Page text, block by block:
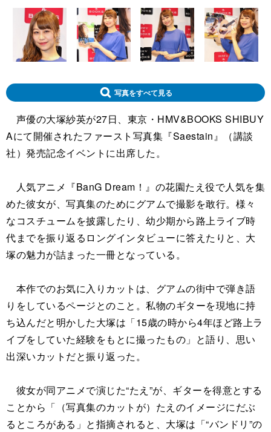
写真をすべて見る
声優の大塚紗英が27日、東京・HMV&BOOKS SHIBUY
Aにて開催されたファースト写真集『Saestain』（講談
社）発売記念イベントに出席した。
人気アニメ『BanG Dream！』の花園たえ役で人気を集
めた彼女が、写真集のためにグアムで撮影を敢行。様々
なコスチュームを披露したり、幼少期から路上ライブ時
代までを振り返るロングインタビューに答えたりと、大
塚の魅力が詰まった一冊となっている。
本作でのお気に入りカットは、グアムの街中で弾き語
りをしているページとのこと。私物のギターを現地に持
ち込んだと明かした大塚は「15歳の時から4年ほど路上ラ
イブをしていた経験をもとに撮ったもの」と語り、思い
出深いカットだと振り返った。
彼女が同アニメで演じた“たえ”が、ギターを得意とする
ことから「（写真集のカットが）たえのイメージにだぶ
るところがある」と指摘されると、大塚は「“バンドリ”の